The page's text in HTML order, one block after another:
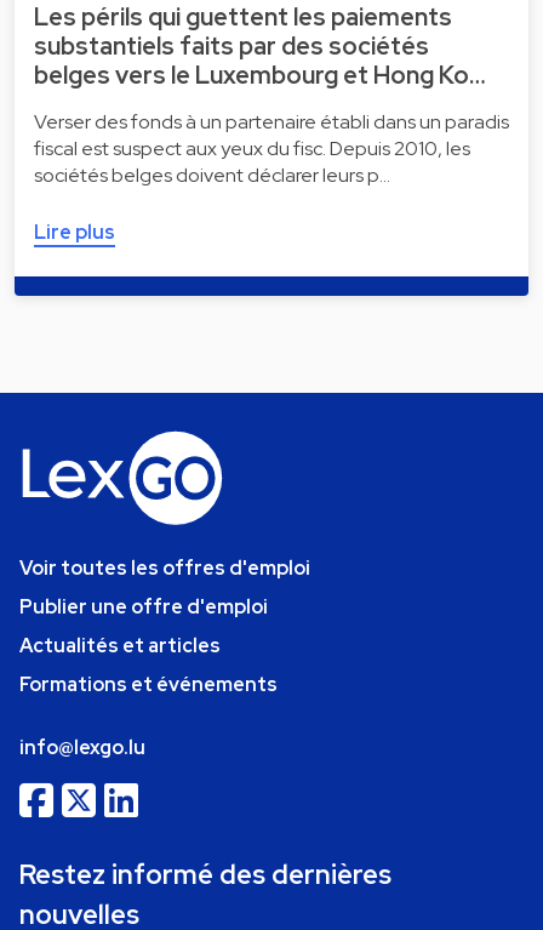
Les périls qui guettent les paiements
substantiels faits par des sociétés
belges vers le Luxembourg et Hong Ko…
Verser des fonds à un partenaire établi dans un paradis
fiscal est suspect aux yeux du fisc. Depuis 2010, les
sociétés belges doivent déclarer leurs p…
Lire plus
Voir toutes les offres d'emploi
Publier une offre d'emploi
Actualités et articles
Formations et événements
info@lexgo.lu
Restez informé des dernières
nouvelles